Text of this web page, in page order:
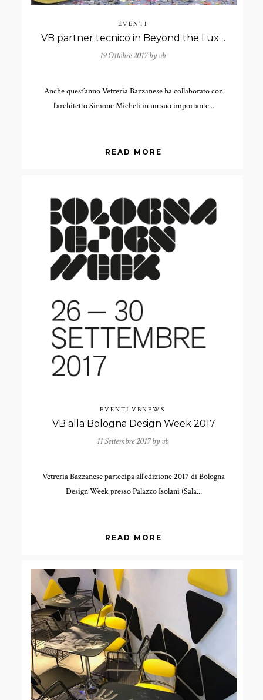
EVENTI
VB partner tecnico in Beyond the Luxury by Simone Micheli
19 Ottobre 2017 by vb
Anche quest’anno Vetreria Bazzanese ha collaborato con
l’architetto Simone Micheli in un suo importante...
READ MORE
EVENTI VBNEWS
VB alla Bologna Design Week 2017
11 Settembre 2017 by vb
Vetreria Bazzanese partecipa all’edizione 2017 di Bologna
Design Week presso Palazzo Isolani (Sala...
READ MORE